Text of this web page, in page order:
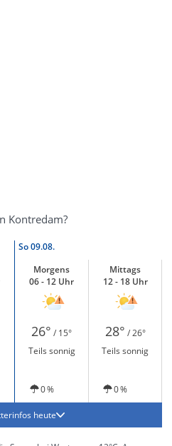
Kontredam?
So09.08.
Morgens
06 - 12 Uhr
Mittags
12 - 18 Uhr
26° / 15° 28° / 26°
Teils sonnig Teils sonnig
0 % 0 %
heute